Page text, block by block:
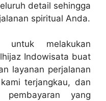
detail sehingga
spiritual Anda.
melakukan
Indowisata buat
layanan perjalanan
terjangkau, dan
yang